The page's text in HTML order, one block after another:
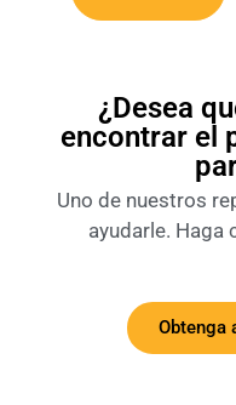
¿Desea
encontrar el
Uno de nuestros
ayudarle. Haga
Obtenga